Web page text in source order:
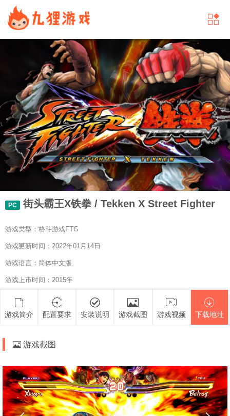
PC 街头霸王X铁拳 / Tekken X Street Fighter
游戏类型：格斗游戏FTG
游戏更新时间：2022年01月14日
游戏语言：简体中文版
游戏上市时间：2015年
游戏简介 配置要求 安装说明 游戏截图 游戏视频 下载地址
游戏截图